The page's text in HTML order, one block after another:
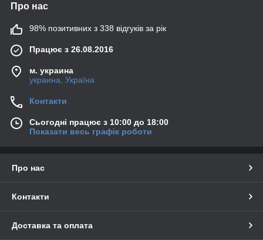
Про нас
98% позитивних з 338 відгуків за рік
Працює з 26.08.2016
м. украина
украина, Україна
Контакти
Сьогодні працює з 10:00 до 18:00
Показати весь графік роботи
Про нас
Контакти
Доставка та оплата